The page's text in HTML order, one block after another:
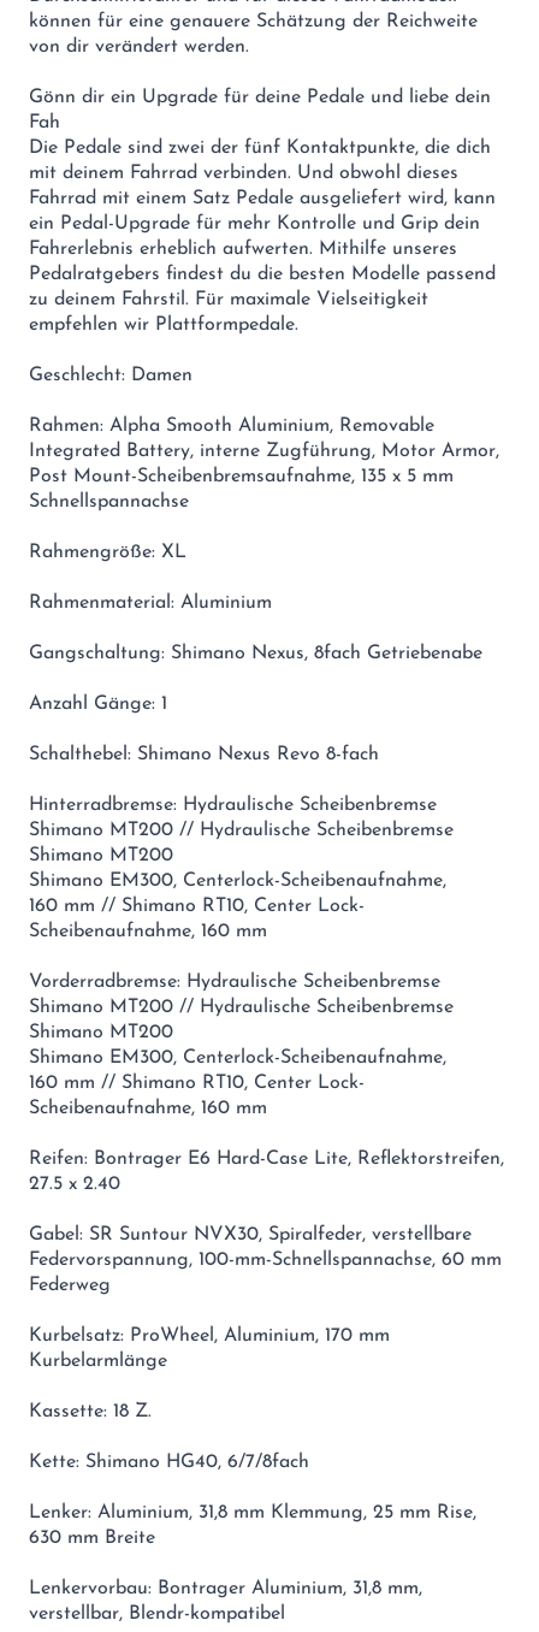
können für eine genauere Schätzung der Reichweite
von dir verändert werden.
Gönn dir ein Upgrade für deine Pedale und liebe dein
Fah
Die Pedale sind zwei der fünf Kontaktpunkte, die dich
mit deinem Fahrrad verbinden. Und obwohl dieses
Fahrrad mit einem Satz Pedale ausgeliefert wird, kann
ein Pedal-Upgrade für mehr Kontrolle und Grip dein
Fahrerlebnis erheblich aufwerten. Mithilfe unseres
Pedalratgebers findest du die besten Modelle passend
zu deinem Fahrstil. Für maximale Vielseitigkeit
empfehlen wir Plattformpedale.
Geschlecht: Damen
Rahmen: Alpha Smooth Aluminium, Removable
Integrated Battery, interne Zugführung, Motor Armor,
Post Mount-Scheibenbremsaufnahme, 135 x 5 mm
Schnellspannachse
Rahmengröße: XL
Rahmenmaterial: Aluminium
Gangschaltung: Shimano Nexus, 8fach Getriebenabe
Anzahl Gänge: 1
Schalthebel: Shimano Nexus Revo 8-fach
Hinterradbremse: Hydraulische Scheibenbremse
Shimano MT200 // Hydraulische Scheibenbremse
Shimano MT200
Shimano EM300, Centerlock-Scheibenaufnahme,
160 mm // Shimano RT10, Center Lock-
Scheibenaufnahme, 160 mm
Vorderradbremse: Hydraulische Scheibenbremse
Shimano MT200 // Hydraulische Scheibenbremse
Shimano MT200
Shimano EM300, Centerlock-Scheibenaufnahme,
160 mm // Shimano RT10, Center Lock-
Scheibenaufnahme, 160 mm
Reifen: Bontrager E6 Hard-Case Lite, Reflektorstreifen,
27.5 x 2.40
Gabel: SR Suntour NVX30, Spiralfeder, verstellbare
Federvorspannung, 100-mm-Schnellspannachse, 60 mm
Federweg
Kurbelsatz: ProWheel, Aluminium, 170 mm
Kurbelarmlänge
Kassette: 18 Z.
Kette: Shimano HG40, 6/7/8fach
Lenker: Aluminium, 31,8 mm Klemmung, 25 mm Rise,
630 mm Breite
Lenkervorbau: Bontrager Aluminium, 31,8 mm,
verstellbar, Blendr-kompatibel